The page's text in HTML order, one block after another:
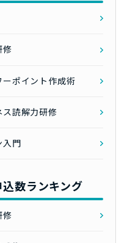
修
ポイント作成術
読解力研修
入門
数ランキング
修